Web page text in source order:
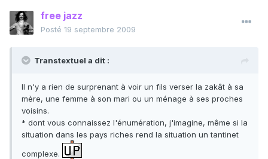
free jazz
Posté 19 septembre 2009
Transtextuel a dit :
Il n'y a rien de surprenant à voir un fils verser la zakât à sa
mère, une femme à son mari ou un ménage à ses proches
voisins.
* dont vous connaissez l'énumération, j'imagine, même si la
situation dans les pays riches rend la situation un tantinet
complexe.